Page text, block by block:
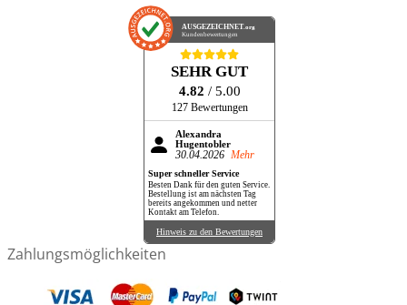
AUSGEZEICHNET.org
Kundenbewertungen
SEHR GUT
4.82 / 5.00
127 Bewertungen
Alexandra
Hugentobler
30.04.2026 Mehr
Super schneller Service
Besten Dank für den guten Service.
Bestellung ist am nächsten Tag
bereits angekommen und netter
Kontakt am Telefon.
Hinweis zu den Bewertungen
Zahlungsmöglichkeiten